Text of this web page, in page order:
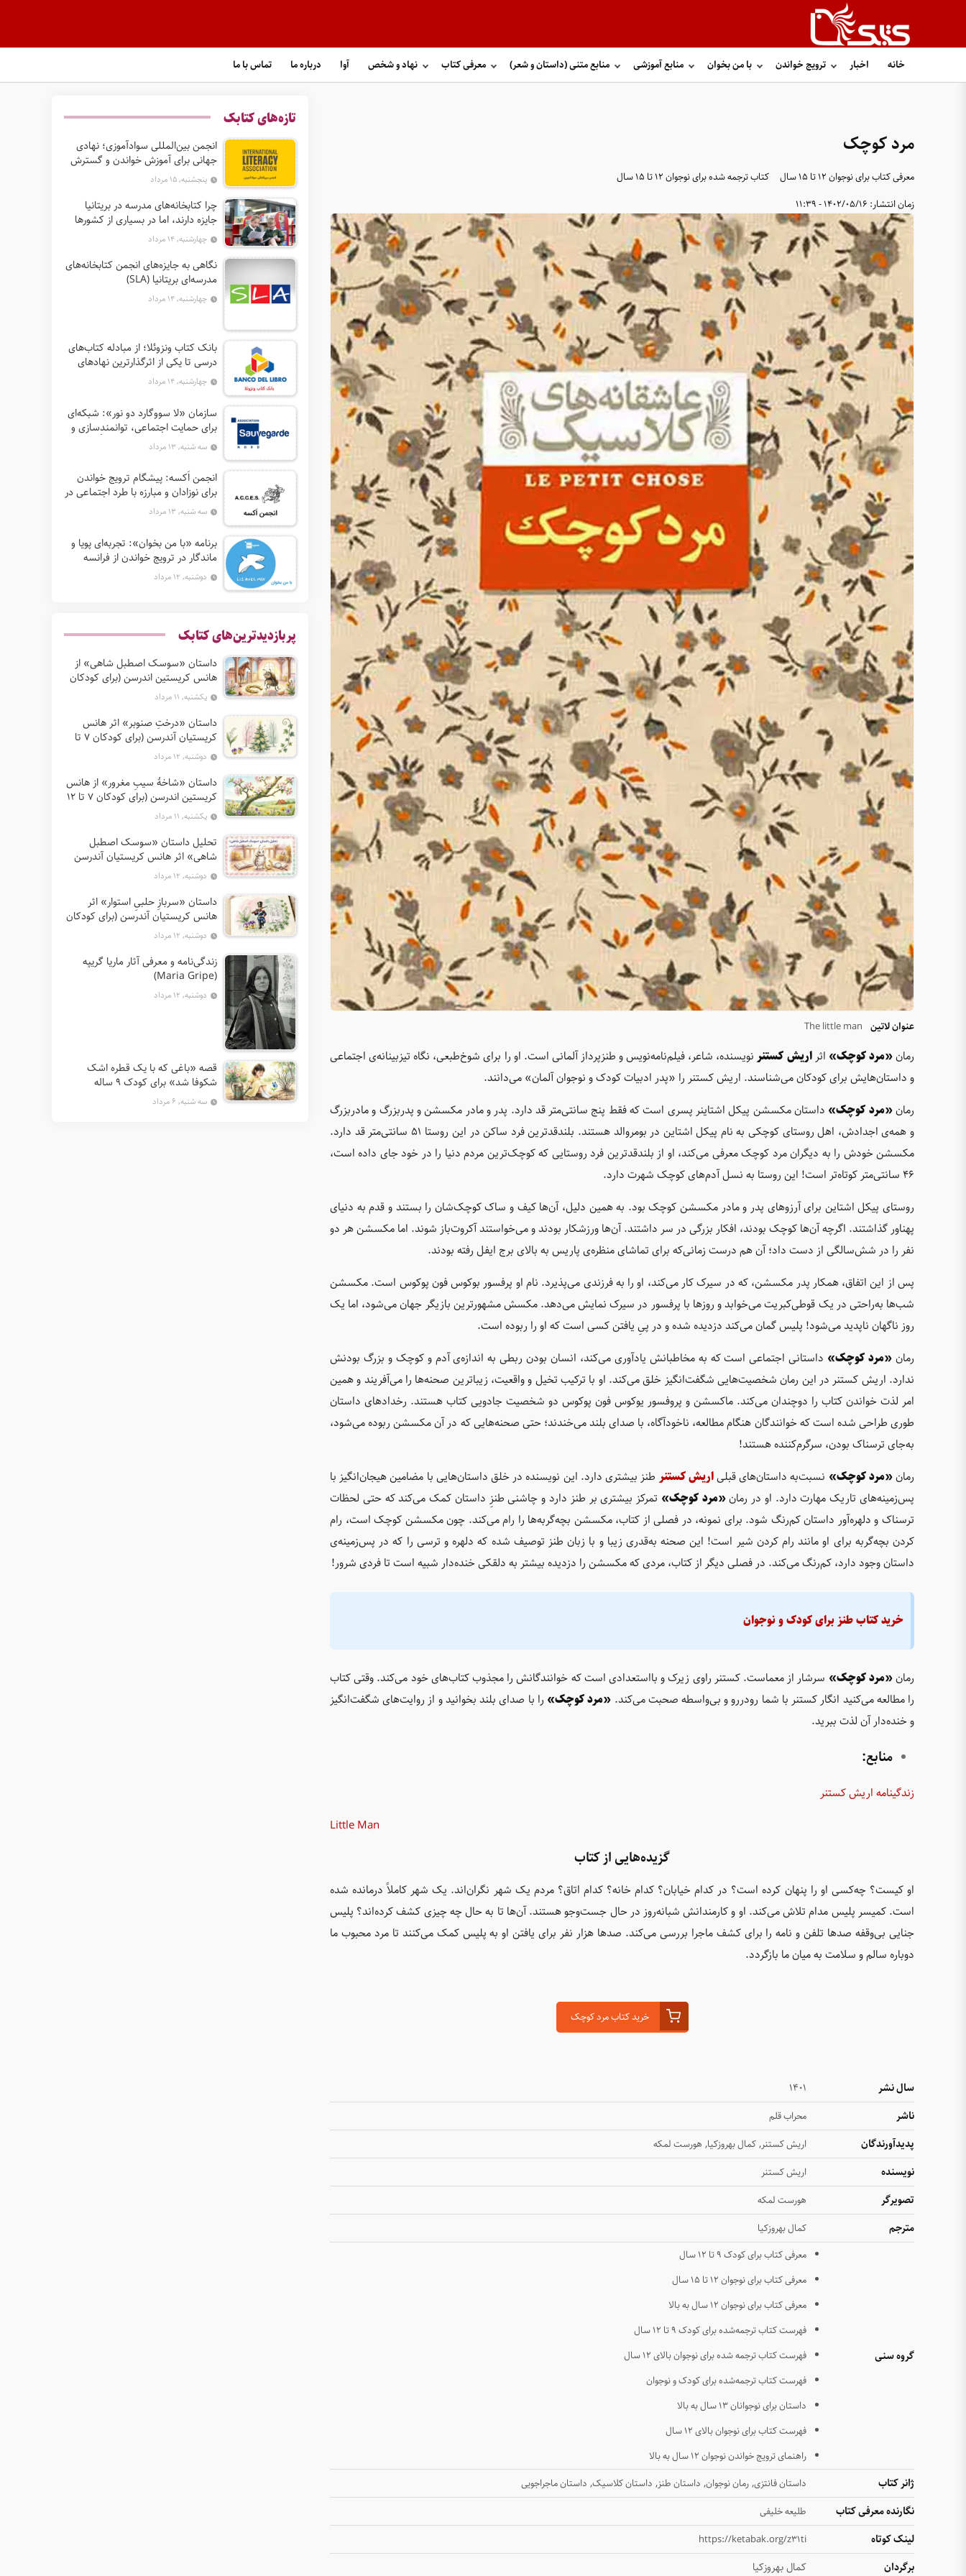
خانه اخبار ترویج خواندن با من بخوان منابع آموزشی منابع متنی (داستان و شعر) معرفی کتاب نهاد و شخص آوا درباره ما تماس با ما
مرد کوچک
معرفی کتاب برای نوجوان ۱۲ تا ۱۵ سال
کتاب ترجمه شده برای نوجوان ۱۲ تا ۱۵ سال
زمان انتشار: 1402/05/16 - 11:39
عنوان لاتین The little man
رمان«مرد کوچک» اثراریش کستنرنویسنده، شاعر، فیلم‌نامه‌نویس و طنزپرداز آلمانی است. او را برای شوخ‌طبعی، نگاه تیزبینانه‌ی اجتماعی
و داستان‌هایش برای کودکان می‌شناسند. اریش کستنر را «پدر ادبیات کودک و نوجوان آلمان» می‌دانند.
رمان«مرد کوچک» داستان مکسشن پیکل اشتاینر پسری است که فقط پنج سانتی‌متر قد دارد. پدر و مادر مکسشن و پدربزرگ و مادربزرگ
و همه‌ی اجدادش، اهل روستای کوچکی به نام پیکل اشتاین در بومروالد هستند. بلندقدترین فرد ساکن در این روستا 51 سانتی‌متر قد دارد.
مکسشن خودش را به دیگران مرد کوچک معرفی می‌کند، او از بلندقدترین فرد روستایی که کوچک‌ترین مردم دنیا را در خود جای داده است،
46 سانتی‌متر کوتاه‌تر است! این روستا به نسل آدم‌های کوچک شهرت دارد.
روستای پیکل اشتاین برای آرزوهای پدر و مادر مکسشن کوچک بود. به همین دلیل، آن‌ها کیف و ساک کوچک‌شان را بستند و قدم به دنیای
پهناور گذاشتند. اگرچه آن‌ها کوچک بودند، افکار بزرگی در سر داشتند. آن‌ها ورزشکار بودند و می‌خواستند آکروت‌باز شوند. اما مکسشن هر دو
نفر را در شش‌سالگی از دست داد؛ آن هم درست زمانی‌‌که برای تماشای منظره‌ی پاریس به بالای برج ایفل رفته بودند.
پس از این اتفاق، همکار پدر مکسشن، که در سیرک کار می‌کند، او را به فرزندی می‌پذیرد. نام او پرفسور بوکوس فون پوکوس است. مکسشن
شب‌ها به‌راحتی در یک قوطی‌کبریت می‌خوابد و روزها با پرفسور در سیرک نمایش می‌دهد. مکسش مشهورترین بازیگر جهان می‌شود، اما یک
روز ناگهان ناپدید می‌شود! پلیس گمان می‌کند دزدیده شده و در پیِ یافتن کسی است که او را ربوده است.
رمان«مرد کوچک» داستانی اجتماعی است که به مخاطبانش یادآوری می‌کند، انسان بودن ربطی به اندازه‌ی آدم و کوچک و بزرگ بودنش
ندارد. اریش کستنر در این رمان شخصیت‌هایی شگفت‌انگیز خلق می‌کند. او با ترکیب تخیل و واقعیت، زیباترین صحنه‌ها را می‌آفریند و همین
امر لذت خواندن کتاب را دوچندان می‌کند. ماکسشن و پروفسور یوکوس فون پوکوس دو شخصیت جادویی کتاب هستند. رخدادهای داستان
طوری طراحی شده است که خوانندگان هنگام مطالعه، ناخودآگاه، با صدای بلند می‌خندند؛ حتی صحنه‌هایی که در آن مکسشن ربوده می‌شود،
به‌جای ترسناک بودن، سرگرم‌کننده هستند!
رمان«مرد کوچک» نسبت‌به داستان‌های قبلیاریش کستنر طنز بیشتری دارد. این نویسنده در خلق داستان‌هایی با مضامین هیجان‌انگیز با
پس‌زمینه‌های تاریک مهارت دارد. او در رمان«مرد کوچک» تمرکز بیشتری بر طنز دارد و چاشنی طنزِ داستان کمک می‌کند که حتی لحظات
ترسناک و دلهره‌آور داستان کم‌رنگ شود. برای نمونه، در فصلی از کتاب، مکسشن بچه‌گربه‌ها را رام می‌کند. چون مکسشن کوچک است، رام
کردن بچه‌گربه برای او مانند رام کردن شیر است! این صحنه به‌قدری زیبا و با زبان طنز توصیف شده که دلهره و ترسی را که در پس‌زمینه‌ی
داستان وجود دارد، کم‌رنگ می‌کند. در فصلی دیگر از کتاب، مردی که مکسشن را دزدیده بیشتر به دلقکی خنده‌دار شبیه است تا فردی شرور!
خرید کتاب طنز برای کودک و نوجوان
رمان«مرد کوچک» سرشار از معماست. کستنر راوی زیرک و بااستعدادی است که خوانندگانش را مجذوب کتاب‌های خود می‌کند. وقتی کتاب
را مطالعه می‌کنید انگار کستنر با شما رودررو و بی‌واسطه صحبت می‌کند. «مرد کوچک» را با صدای بلند بخوانید و از روایت‌های شگفت‌انگیز
و خنده‌دار آن لذت ببرید.
منابع:
زندگینامه اریش کستنر
Little Man
گزیده‌هایی از کتاب
او کیست؟ چه‌کسی او را پنهان کرده است؟ در کدام خیابان؟ کدام خانه؟ کدام اتاق؟ مردم یک شهر نگران‌اند. یک شهر کاملاً درمانده شده
است. کمیسر پلیس مدام تلاش می‌کند. او و کارمندانش شبانه‌روز در حال جست‌وجو هستند. آن‌ها تا به حال چه چیزی کشف کرده‌اند؟ پلیس
جنایی بی‌وقفه صدها تلفن و نامه را برای کشف ماجرا بررسی می‌کند. صدها‌ هزار نفر برای یافتن او به پلیس کمک می‌کنند تا مرد محبوب ما
دوباره سالم و سلامت به میان ما بازگردد.
خرید کتاب مرد کوچک
سال نشر
۱۴۰۱
ناشر
محراب قلم
پدیدآورندگان اریش کستنر,کمال بهروزکیا, هورست لمکه
نویسنده اریش کستنر
تصویرگر هورست لمکه
مترجم کمال بهروزکیا
گروه سنی
معرفی کتاب برای کودک ۹ تا ۱۲ سال
معرفی کتاب برای نوجوان ۱۲ تا ۱۵ سال
معرفی کتاب برای نوجوان ۱۲ سال به بالا
فهرست کتاب ترجمه‌شده برای کودک ۹ تا ۱۲ سال
فهرست کتاب ترجمه شده برای نوجوان بالای ۱۲ سال
فهرست کتاب ترجمه‌شده برای کودک و نوجوان
داستان برای نوجوانان ۱۳ سال به بالا
فهرست کتاب برای نوجوان بالای ۱۲ سال
راهنمای ترویج خواندن نوجوان ۱۲ سال به بالا
ژانر کتاب داستان فانتزی,رمان نوجوان, داستان طنز, داستان کلاسیک, داستان ماجراجویی
نگارنده معرفی کتاب طلیعه خلیفی
لینک کوتاه https://ketabak.org/z31ti
برگردان کمال بهروزکیا
تازه‌های کتابک
انجمن بین‌المللی سوادآموزی؛ نهادی
جهانی برای آموزش خواندن و گسترش
حق سواد
پنجشنبه, ۱۵ مرداد
چرا کتابخانه‌های مدرسه در بریتانیا
جایزه دارند، اما در بسیاری از کشورها
نه؟چهارشنبه, ۱۴ مرداد
نگاهی به جایزه‌های انجمن کتابخانه‌های
مدرسه‌ای بریتانیا (SLA)
چهارشنبه, ۱۴ مرداد
بانک کتاب ونزوئلا؛ از مبادله کتاب‌های
درسی تا یکی از اثرگذارترین نهادهای
ترویج خواندن در آمریکای لاتین
چهارشنبه, ۱۴ مرداد
سازمان «لا سووگارد دو نور»: شبکه‌ای
برای حمایت اجتماعی، توانمندسازی و
ترویج فرهنگ (آ. د. اِن. اِس. اُ. آ سابق)
سه شنبه, ۱۳ مرداد
انجمن اَکسه: پیشگام ترویج خواندن
برای نوزادان و مبارزه با طرد اجتماعی در
فرانسه
سه شنبه, ۱۳ مرداد
برنامه «با من بخوان»: تجربه‌ای پویا و
ماندگار در ترویج خواندن از فرانسه
دوشنبه, ۱۲ مرداد
پربازدیدترین‌های کتابک
داستان «سوسک اصطبل شاهی» از
هانس کریستین اندرسن (برای کودکان
7 تا 12 سال) یکشنبه, ۱۱ مرداد
داستان «درختِ صنوبر» اثر هانس
کریستیان آندرسن (برای کودکان 7 تا
12 سال) دوشنبه, ۱۲ مرداد
داستان «شاخهٔ سیبِ مغرور» از هانس
کریستین اندرسن (برای کودکان 7 تا 12
سال)یکشنبه, ۱۱ مرداد
تحلیل داستان «سوسک اصطبل
شاهی» اثر هانس کریستیان آندرسن
دوشنبه, ۱۲ مرداد
داستان «سربازِ حلبیِ استوار» اثر
هانس کریستیان آندرسن (برای کودکان
7 تا 12 سال) دوشنبه, ۱۲ مرداد
زندگی‌نامه و معرفی آثار ماریا گریپه
(Maria Gripe)
دوشنبه, ۱۲ مرداد
قصه «باغی که با یک قطره اشک
شکوفا شد» برای کودک ۹ ساله
سه شنبه, ۶ مرداد